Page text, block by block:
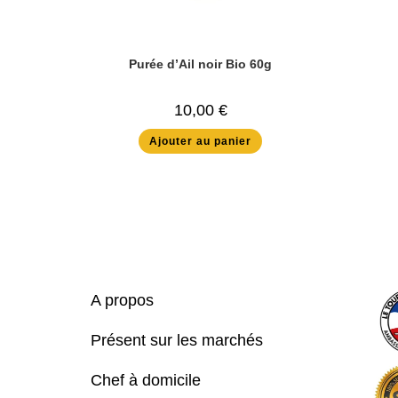
Purée d’Ail noir Bio 60g
10,00 €
Ajouter au panier
A propos
Présent sur les marchés
Chef à domicile